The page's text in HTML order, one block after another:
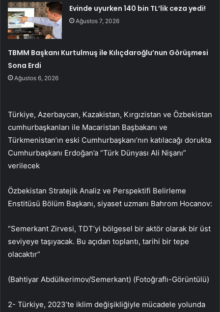
Evinde uyurken 140 bin TL’lik ceza yedi!
Ağustos 7, 2026
TBMM Başkanı Kurtulmuş ile Kılıçdaroğlu’nun Görüşmesi
Sona Erdi
Ağustos 6, 2026
Türkiye, Azerbaycan, Kazakistan, Kırgızistan ve Özbekistan
cumhurbaşkanları ile Macaristan Başbakanı ve
Türkmenistan’ın eski Cumhurbaşkanı’nın katılacağı dorukta
Cumhurbaşkanı Erdoğan’a “Türk Dünyası Ali Nişanı”
verilecek
Özbekistan Stratejik Analiz ve Perspektifi Belirleme
Enstitüsü Bölüm Başkanı, siyaset uzmanı Bahrom Hocanov:
“Semerkant Zirvesi, TDT’yi bölgesel bir aktör olarak bir üst
seviyeye taşıyacak. Bu açıdan toplantı, tarihi bir tepe
olacaktır”
(Bahtiyar Abdülkerimov/Semerkant) (Fotoğraflı-Görüntülü)
2- Türkiye, 2023’te iklim değişikliğiyle mücadele yolunda